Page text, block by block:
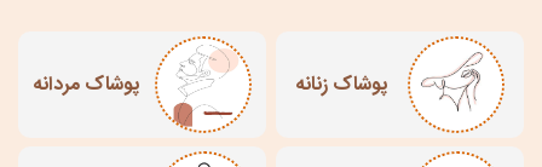
پوشاک زنانه پوشاک مردانه